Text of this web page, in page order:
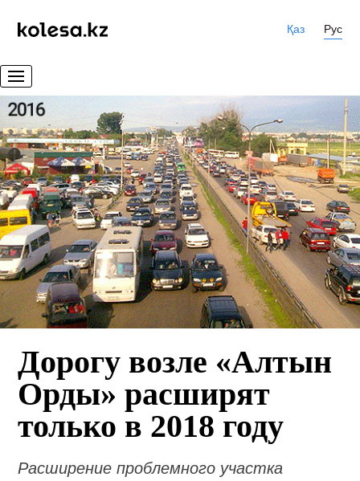
Қаз Рус
Дорогу возле «Алтын
Орды» расширят
только в 2018 году
Расширение проблемного участка